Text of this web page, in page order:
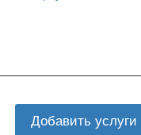
Добавить услуги